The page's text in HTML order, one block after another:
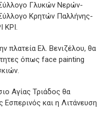
Γλυκών Νερών-
Κρητών Παλλήνης-
ΚΡΙ.
πλατεία Ελ. Βενιζέλου, θα
όπως face painting
Αγίας Τριάδος θα
Εσπερινός και η Λιτάνευση